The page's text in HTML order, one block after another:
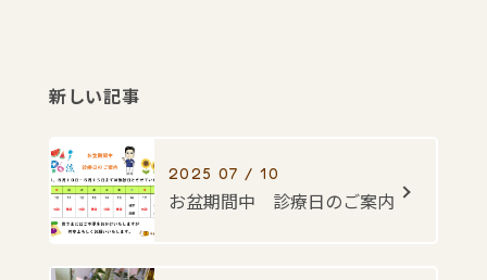
新しい記事
2025 07 / 10
お盆期間中 診療日のご案内